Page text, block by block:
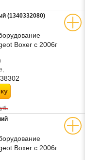
(1340332080)
Boxer с 2006г
Boxer с 2006г